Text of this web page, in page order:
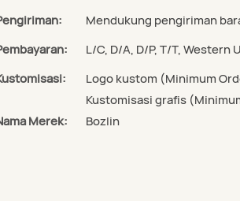
Mendukung pengiriman
L/C, D/A, D/P, T/T, Western
Logo kustom (Minimum
Kustomisasi grafis
Merek:
Bozlin